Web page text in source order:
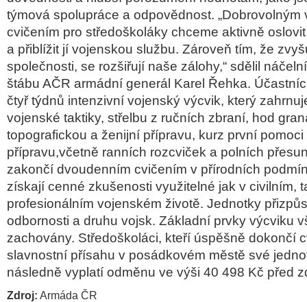
týmová spolupráce a odpovědnost. „Dobrovolným
cvičením pro středoškoláky chceme aktivně
a přiblížit jí vojenskou službu. Zároveň tím, že
společnosti, se rozšiřují naše zálohy,“ sdělil
štábu AČR armádní generál Karel Řehka.
čtyř týdnů intenzivní vojenský výcvik, který
vojenské taktiky, střelbu z ručních zbraní, hod
topografickou a ženijní přípravu, kurz první
přípravu,včetně ranních rozcviček a polních
zakončí dvoudenním cvičením v přírodních
získají cenné zkušenosti využitelné jak v civilním,
profesionálním vojenském životě. Jednotky
odbornosti a druhu vojsk. Základní prvky výcviku
zachovány. Středoškoláci, kteří úspěšně dokončí
slavnostní přísahu v posádkovém městě své
následně vyplatí odměnu ve výši 40 498 Kč před
Zdroj: Armáda ČR